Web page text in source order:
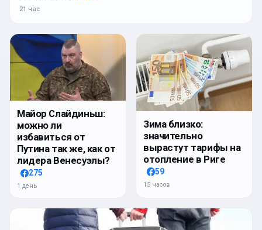
21 час
Майор Слайдиньш:
можно ли
избавиться от
Путина так же, как от
лидера Венесуэлы?
275
1 день
Зима близко:
значительно
вырастут тарифы на
отопление в Риге
59
15 часов